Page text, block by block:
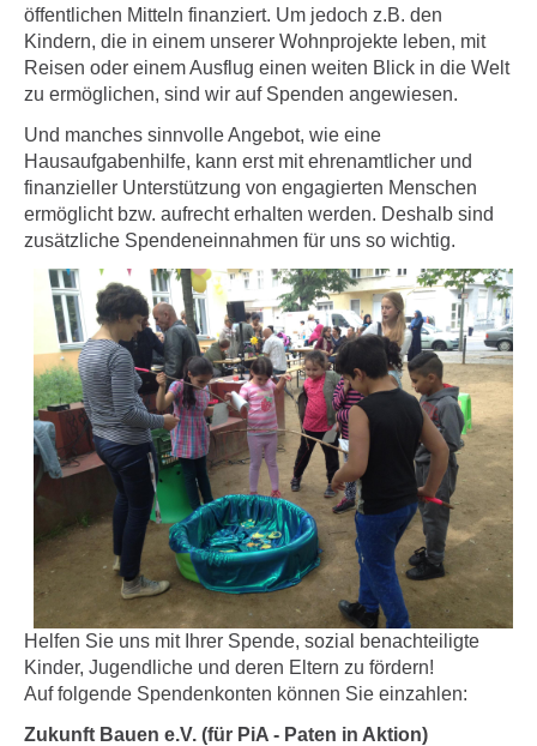
öffentlichen Mitteln finanziert. Um jedoch z.B. den
Kindern, die in einem unserer Wohnprojekte leben, mit
Reisen oder einem Ausflug einen weiten Blick in die Welt
zu ermöglichen, sind wir auf Spenden angewiesen.
Und manches sinnvolle Angebot, wie eine
Hausaufgabenhilfe, kann erst mit ehrenamtlicher und
finanzieller Unterstützung von engagierten Menschen
ermöglicht bzw. aufrecht erhalten werden. Deshalb sind
zusätzliche Spendeneinnahmen für uns so wichtig.
Helfen Sie uns mit Ihrer Spende, sozial benachteiligte
Kinder, Jugendliche und deren Eltern zu fördern!
Auf folgende Spendenkonten können Sie einzahlen:
Zukunft Bauen e.V. (für PiA - Paten in Aktion)